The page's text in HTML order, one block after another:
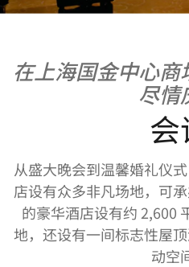
在上海国金中心
尽情
会
从盛大晚会到温馨婚礼仪
店设有众多非凡场地，可
的豪华酒店设有约 2,600
地，还设有一间标志性屋
动空